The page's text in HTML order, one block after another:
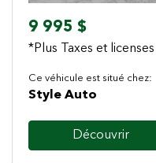
9 995 $
*Plus Taxes et licenses
Ce véhicule est situé chez:
Style Auto
Découvrir